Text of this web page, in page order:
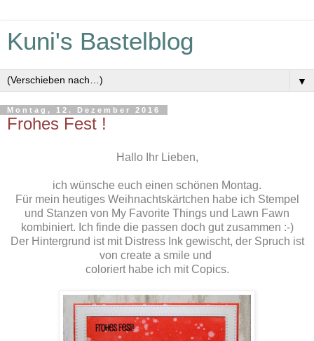
Kuni's Bastelblog
▼
Montag, 12. Dezember 2016
Frohes Fest !
Hallo Ihr Lieben,
ich wünsche euch einen schönen Montag.
Für mein heutiges Weihnachtskärtchen habe ich Stempel
und Stanzen von My Favorite Things und Lawn Fawn
kombiniert. Ich finde die passen doch gut zusammen :-)
Der Hintergrund ist mit Distress Ink gewischt, der Spruch ist
von create a smile und
coloriert habe ich mit Copics.